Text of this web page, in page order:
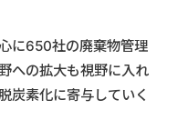
に650社の廃棄物管理
への拡大も視野に入れ
炭素化に寄与していく